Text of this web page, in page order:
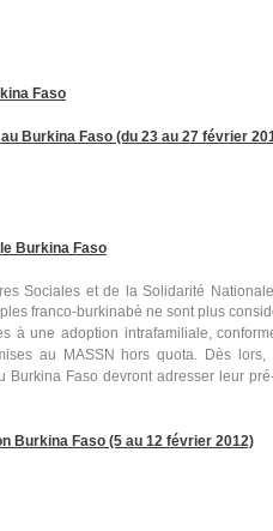
Faso
Burkina Faso (du 23 au 27 février
Burkina Faso
Sociales et de la Solidarité
franco-burkinabè ne sont plus
à une adoption intrafamiliale,
au MASSN hors quota. Dès lors,
Faso devront adresser leur
Burkina Faso (5 au 12 février 2012)